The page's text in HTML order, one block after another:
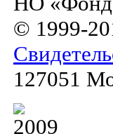
© 1999-
127051
2009